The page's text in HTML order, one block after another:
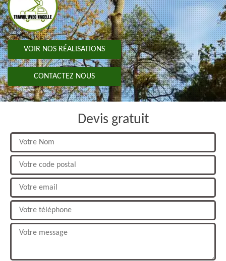
VOIR NOS RÉALISATIONS
CONTACTEZ NOUS
Devis gratuit